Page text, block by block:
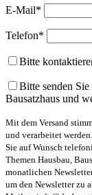
E-Mail*
Telefon*
Bitte
Bitte senden
Bausatzhaus und
Mit dem Versand
und verarbeitet
Sie auf Wunsch
Themen Hausbau,
monatlichen
um den Newsletter zu